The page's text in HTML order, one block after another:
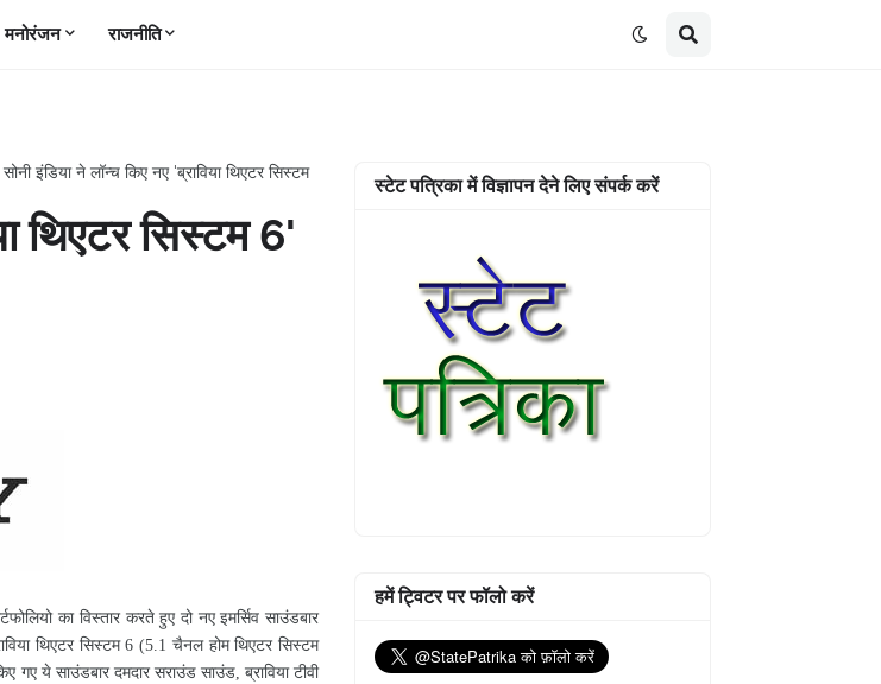
मनोरंजन राजनीति
सोनी इंडिया ने लॉन्च किए नए 'ब्राविया थिएटर सिस्टम
थिएटर सिस्टम 6'
का विस्तार करते हुए दो नए इमर्सिव साउंडबार
थिएटर सिस्टम6 (5.1 चैनल होम थिएटर सिस्टम
गए ये साउंडबार दमदार सराउंड साउंड,ब्राविया टीवी
स्टेट पत्रिका में विज्ञापन देने लिए संपर्क करें
हमें ट्विटर पर फॉलो करें